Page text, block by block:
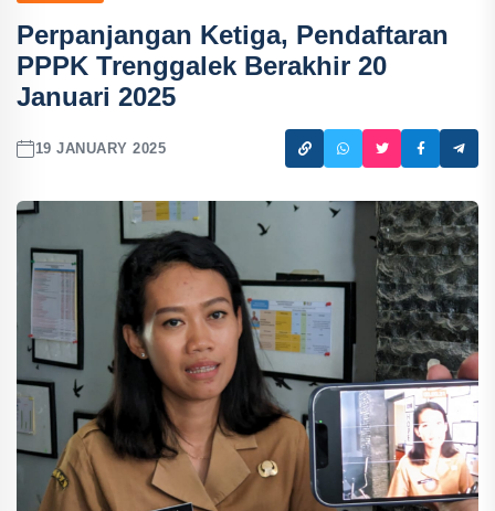
Perpanjangan Ketiga, Pendaftaran
PPPK Trenggalek Berakhir 20
Januari 2025
19 JANUARY 2025